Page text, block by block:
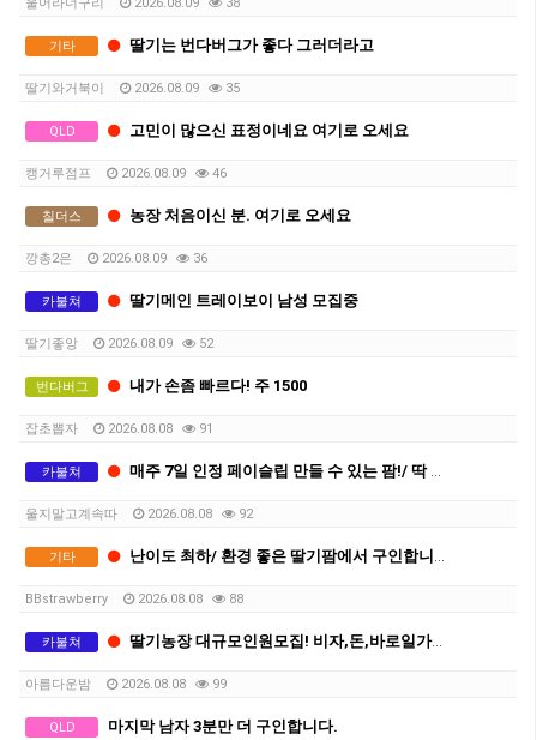
울어라너구리 2026.08.09 38
기타 딸기는 번다버그가 좋다 그러더라고
딸기와거북이 2026.08.09 35
QLD 고민이 많으신 표정이네요 여기로 오세요
캥거루점프 2026.08.09 46
칠더스 농장 처음이신 분. 여기로 오세요
깡총2은 2026.08.09 36
카불쳐 딸기메인 트레이보이 남성 모집중
딸기좋앙 2026.08.09 52
번다버그 내가 손좀 빠르다! 주 1500
잡초뽑자 2026.08.08 91
카불쳐 매주 7일 인정 페이슬립 만들 수 있는 팜!/ 딱 13주만 하세요
울지말고계속따 2026.08.08 92
기타 난이도 최하/ 환경 좋은 딸기팜에서 구인합니다
BBstrawberry 2026.08.08 88
카불쳐 딸기농장 대규모인원모집! 비자,돈,바로일가능! 함께하실분!
아름다운밤 2026.08.08 99
QLD 마지막 남자 3분만 더 구인합니다.